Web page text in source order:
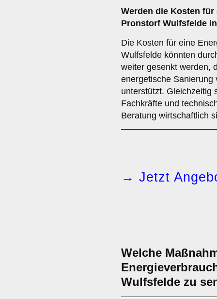
Werden die Kosten
Pronstorf Wulfsfelde
Die Kosten für eine
Wulfsfelde könnten
weiter gesenkt werden,
energetische Sanierung
unterstützt. Gleichzeitig
Fachkräfte und
Beratung wirtschaftlich
→ Jetzt
Welche
Wulfsfelde zu